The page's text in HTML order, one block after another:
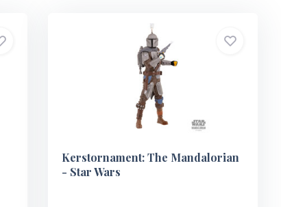
Kerstornament: The Mandalorian
- Star Wars